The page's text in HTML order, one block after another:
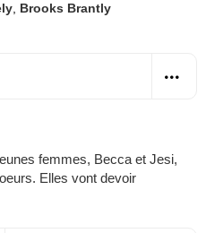
Brooks Brantly
femmes, Becca et Jesi,
Elles vont devoir